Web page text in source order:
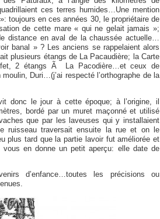
ces terres humides…Une mention
toujours en ces années 30, le propriétaire de
de cette mare « qui ne gelait jamais »;
distance en aval de la chaussée actuelle…
banal » ? Les anciens se rappelaient alors
plusieurs étangs de La Pacaudière; la Carte
2 étangs Ã La Pacodière…et ceux de
Duri…(j’ai respecté l’orthographe de la
donc le jour à cette époque; à l’origine, il
bordé par un muret maçonné et utilisé
que par les laveuses qui y installaient
ruisseau traversait ensuite la rue et on le
plus tard que la partie lavoir fut améliorée et
en donne un petit aperçu: elle date de
d’enfance…toutes les précisions ou